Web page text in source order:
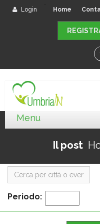
Login Home
Il post
Periodo: